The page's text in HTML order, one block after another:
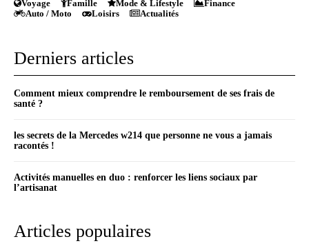
Voyage
Famille Mode & Lifestyle
Finance
Auto / Moto
Loisirs Actualités
Derniers articles
Comment mieux comprendre le remboursement de ses frais de
santé ?
les secrets de la Mercedes w214 que personne ne vous a jamais
racontés !
Activités manuelles en duo : renforcer les liens sociaux par
l’artisanat
Articles populaires